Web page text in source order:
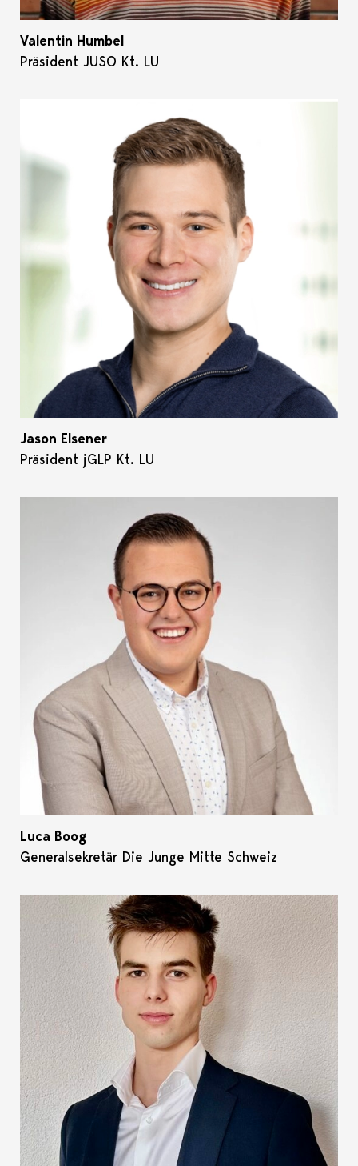
Valentin Humbel
Präsident JUSO Kt. LU
Jason Elsener
Präsident jGLP Kt. LU
Luca Boog
Generalsekretär Die Junge Mitte Schweiz